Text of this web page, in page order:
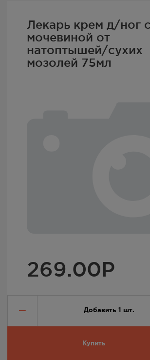
Лекарь крем д/ног с
мочевиной от
натоптышей/сухих
мозолей 75мл
269.00Р
Добавить 1 шт.
Купить